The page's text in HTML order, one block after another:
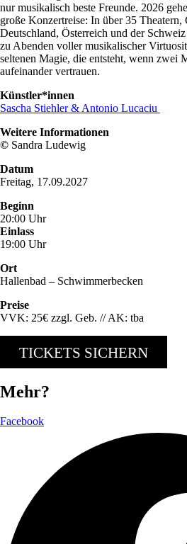
nur musikalisch beste Freunde. 2026
große Konzertreise: In über 35
Deutschland, Österreich und der
zu Abenden voller musikalischer
seltenen Magie, die entsteht, wenn zwei
aufeinander vertrauen.
Künstler*innen
Sascha Stiehler & Antonio Lucaciu
Weitere Informationen
© Sandra Ludewig
Datum
Freitag, 17.09.2027
Beginn
20:00 Uhr
Einlass
19:00 Uhr
Ort
Hallenbad – Schwimmerbecken
Preise
VVK: 25€ zzgl. Geb. // AK: tba
TICKETS SICHERN
Mehr?
Facebook